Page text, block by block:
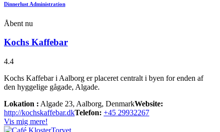
Dinnerlust Administration
Åbent nu
Kochs Kaffebar
4.4
Kochs Kaffebar i Aalborg er placeret centralt i byen for enden af
den hyggelige gågade, Algade.
Lokation : Algade 23, Aalborg, DenmarkWebsite:
http://kochskaffebar.dkTelefon: +45 29932267
Vis mig mere!